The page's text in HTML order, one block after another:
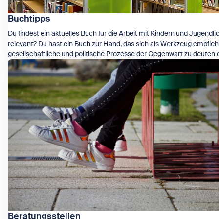
Buchtipps
Du findest ein aktuelles Buch für die Arbeit mit Kindern und
relevant? Du hast ein Buch zur Hand, das sich als Werkzeug
gesellschaftliche und politische Prozesse der Gegenwart zu deuten
zu verändern? Schick uns deine Rezension! Als Belohnung winkt ein
Gutschein für den kostenlosen Besuch einer Bildungsveranstaltung
deiner Wahl am WIENXTRA-IFP!
Zeige Buchtipps
Beratungsstellen